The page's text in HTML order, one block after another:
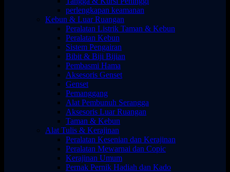
perlengkapan keamanan
Kebun & Luar Ruangan
Peralatan Listrik Taman & Kebun
Peralatan Kebun
Sistem Pengairan
Bibit & Biji Bijian
Pembasmi Hama
Aksesoris Genset
Genset
Pemanggang
Alat Pembunuh Serangga
Aksesoris Luar Ruangan
Taman & Kebun
Alat Tulis & Kerajinan
Peralatan Kesenian dan Kerajinan
Peralatan Mewarnai dan Copic
Kerajinan Umum
Pernak Pernik Hadiah dan Kado